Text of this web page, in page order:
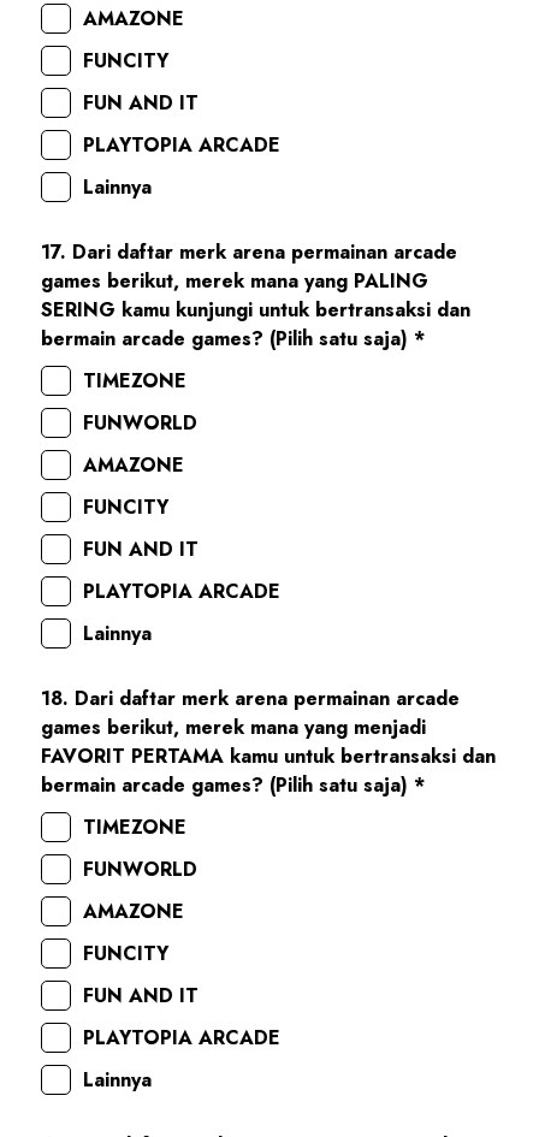
AMAZONE
FUNCITY
FUN AND IT
PLAYTOPIA ARCADE
Lainnya
17. Dari daftar merk arena permainan arcade
games berikut, merek mana yang PALING
SERING kamu kunjungi untuk bertransaksi dan
bermain arcade games? (Pilih satu saja) *
TIMEZONE
FUNWORLD
AMAZONE
FUNCITY
FUN AND IT
PLAYTOPIA ARCADE
Lainnya
18. Dari daftar merk arena permainan arcade
games berikut, merek mana yang menjadi
FAVORIT PERTAMA kamu untuk bertransaksi dan
bermain arcade games? (Pilih satu saja) *
TIMEZONE
FUNWORLD
AMAZONE
FUNCITY
FUN AND IT
PLAYTOPIA ARCADE
Lainnya